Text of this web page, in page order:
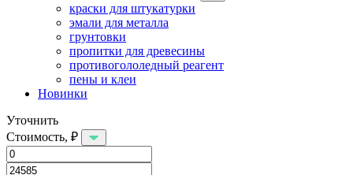
краски для штукатурки
эмали для металла
грунтовки
пропитки для древесины
противогололедный реагент
пены и клеи
Новинки
Уточнить
Стоимость, ₽